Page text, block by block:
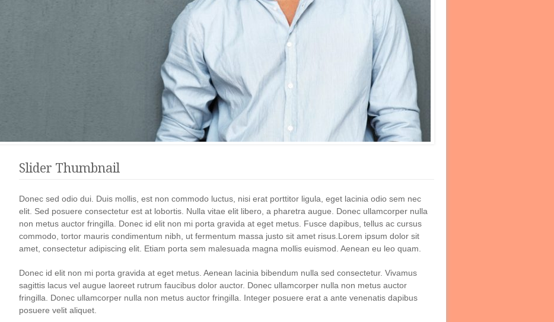
Slider Thumbnail
Donec sed odio dui. Duis mollis, est non commodo luctus, nisi erat porttitor ligula, eget lacinia odio sem nec
elit. Sed posuere consectetur est at lobortis. Nulla vitae elit libero, a pharetra augue. Donec ullamcorper nulla
non metus auctor fringilla. Donec id elit non mi porta gravida at eget metus. Fusce dapibus, tellus ac cursus
commodo, tortor mauris condimentum nibh, ut fermentum massa justo sit amet risus.Lorem ipsum dolor sit
amet, consectetur adipiscing elit. Etiam porta sem malesuada magna mollis euismod. Aenean eu leo quam.
Donec id elit non mi porta gravida at eget metus. Aenean lacinia bibendum nulla sed consectetur. Vivamus
sagittis lacus vel augue laoreet rutrum faucibus dolor auctor. Donec ullamcorper nulla non metus auctor
fringilla. Donec ullamcorper nulla non metus auctor fringilla. Integer posuere erat a ante venenatis dapibus
posuere velit aliquet.